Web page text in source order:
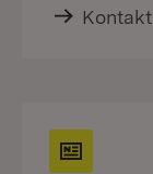
Kontakt